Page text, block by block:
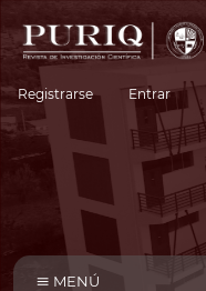
Registrarse Entrar
MENÚ